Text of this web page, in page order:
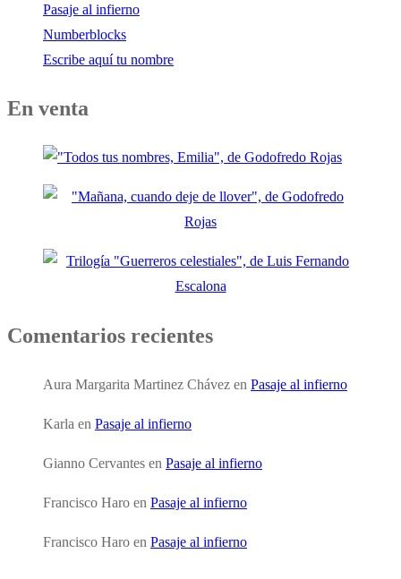
Pasaje al infierno
Numberblocks
Escribe aquí tu nombre
En venta
Comentarios recientes
Aura Margarita Martinez Chávez en Pasaje al infierno
Karla en Pasaje al infierno
Gianno Cervantes en Pasaje al infierno
Francisco Haro en Pasaje al infierno
Francisco Haro en Pasaje al infierno